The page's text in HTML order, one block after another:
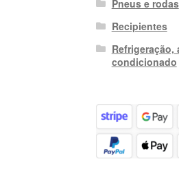
Pneus e rodas
Recipientes
Refrigeração,
condicionado